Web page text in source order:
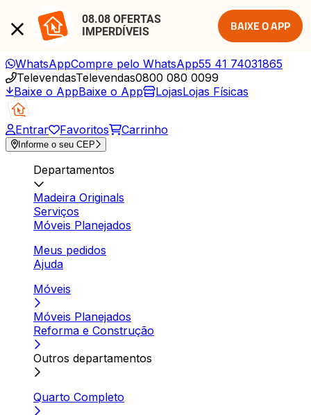
08.08 OFERTAS
IMPERDÍVEIS
BAIXE O APP
WhatsAppCompre pelo WhatsApp55 41 74031865
TelevendasTelevendas0800 080 0099
Baixe o AppBaixe o App LojasLojas Físicas
Entrar Favoritos Carrinho
Informe o seu CEP
Departamentos
Madeira Originals
Serviços
Móveis Planejados
Meus pedidos
Ajuda
Móveis
Móveis Planejados
Reforma e Construção
Outros departamentos
Quarto Completo